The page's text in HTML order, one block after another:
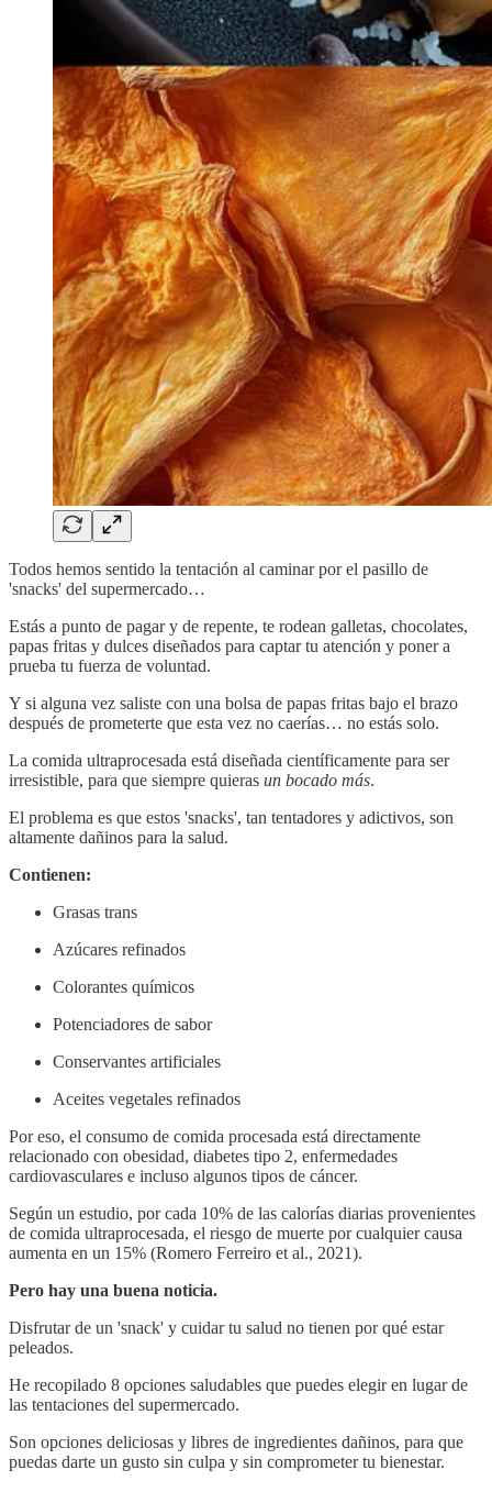
Todos hemos sentido la tentación al caminar por el pasillo de
'snacks' del supermercado…
Estás a punto de pagar y de repente, te rodean galletas, chocolates,
papas fritas y dulces diseñados para captar tu atención y poner a
prueba tu fuerza de voluntad.
Y si alguna vez saliste con una bolsa de papas fritas bajo el brazo
después de prometerte que esta vez no caerías… no estás solo.
La comida ultraprocesada está diseñada científicamente para ser
irresistible, para que siempre quieras un bocado más.
El problema es que estos 'snacks', tan tentadores y adictivos, son
altamente dañinos para la salud.
Contienen:
Grasas trans
Azúcares refinados
Colorantes químicos
Potenciadores de sabor
Conservantes artificiales
Aceites vegetales refinados
Por eso, el consumo de comida procesada está directamente
relacionado con obesidad, diabetes tipo 2, enfermedades
cardiovasculares e incluso algunos tipos de cáncer.
Según un estudio, por cada 10% de las calorías diarias provenientes
de comida ultraprocesada, el riesgo de muerte por cualquier causa
aumenta en un 15% (Romero Ferreiro et al., 2021).
Pero hay una buena noticia.
Disfrutar de un 'snack' y cuidar tu salud no tienen por qué estar
peleados.
He recopilado 8 opciones saludables que puedes elegir en lugar de
las tentaciones del supermercado.
Son opciones deliciosas y libres de ingredientes dañinos, para que
puedas darte un gusto sin culpa y sin comprometer tu bienestar.